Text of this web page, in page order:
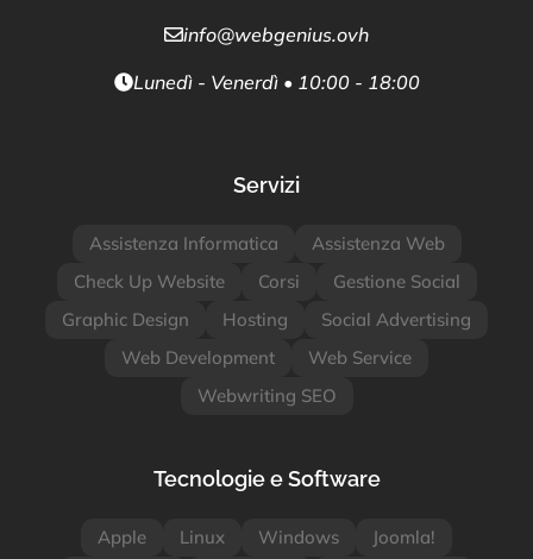
info@webgenius.ovh
Lunedì - Venerdì • 10:00 - 18:00
Servizi
Assistenza Informatica
Assistenza Web
Check Up Website
Corsi
Gestione Social
Graphic Design
Hosting
Social Advertising
Web Development
Web Service
Webwriting SEO
Tecnologie e Software
Apple Linux Windows
Joomla!